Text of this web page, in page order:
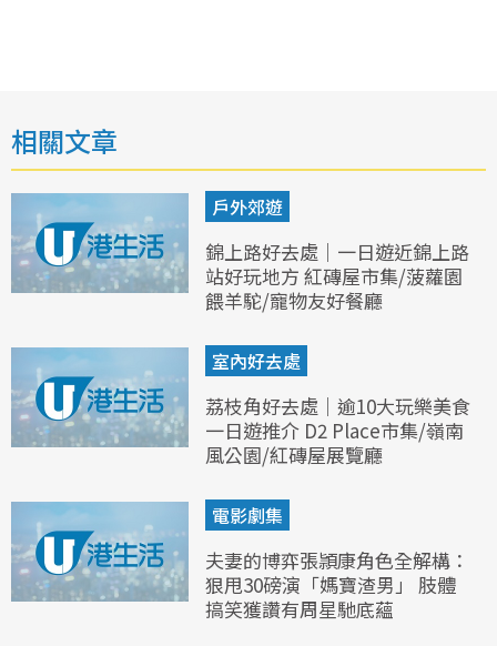
相關文章
戶外郊遊
錦上路好去處｜一日遊近錦上路
站好玩地方 紅磚屋市集/菠蘿園
餵羊駝/寵物友好餐廳
室內好去處
荔枝角好去處｜逾10大玩樂美食
一日遊推介 D2 Place市集/嶺南
風公園/紅磚屋展覽廳
電影劇集
夫妻的博弈張頴康角色全解構：
狠甩30磅演「媽寶渣男」 肢體
搞笑獲讚有周星馳底蘊